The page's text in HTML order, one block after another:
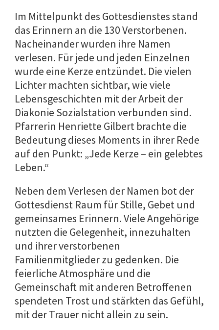
Im Mittelpunkt des Gottesdienstes stand
das Erinnern an die 130 Verstorbenen.
Nacheinander wurden ihre Namen
verlesen. Für jede und jeden Einzelnen
wurde eine Kerze entzündet. Die vielen
Lichter machten sichtbar, wie viele
Lebensgeschichten mit der Arbeit der
Diakonie Sozialstation verbunden sind.
Pfarrerin Henriette Gilbert brachte die
Bedeutung dieses Moments in ihrer Rede
auf den Punkt: „Jede Kerze – ein gelebtes
Leben.“
Neben dem Verlesen der Namen bot der
Gottesdienst Raum für Stille, Gebet und
gemeinsames Erinnern. Viele Angehörige
nutzten die Gelegenheit, innezuhalten
und ihrer verstorbenen
Familienmitglieder zu gedenken. Die
feierliche Atmosphäre und die
Gemeinschaft mit anderen Betroffenen
spendeten Trost und stärkten das Gefühl,
mit der Trauer nicht allein zu sein.